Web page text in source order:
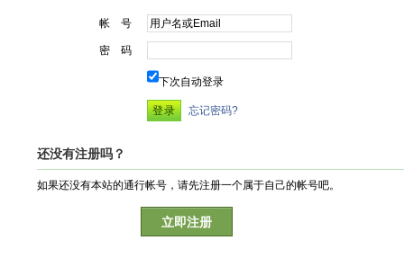
帐 号
密 码
下次自动登录
忘记密码?
还没有注册吗？
如果还没有本站的通行帐号，请先注册一个属于自己的帐号吧。
立即注册